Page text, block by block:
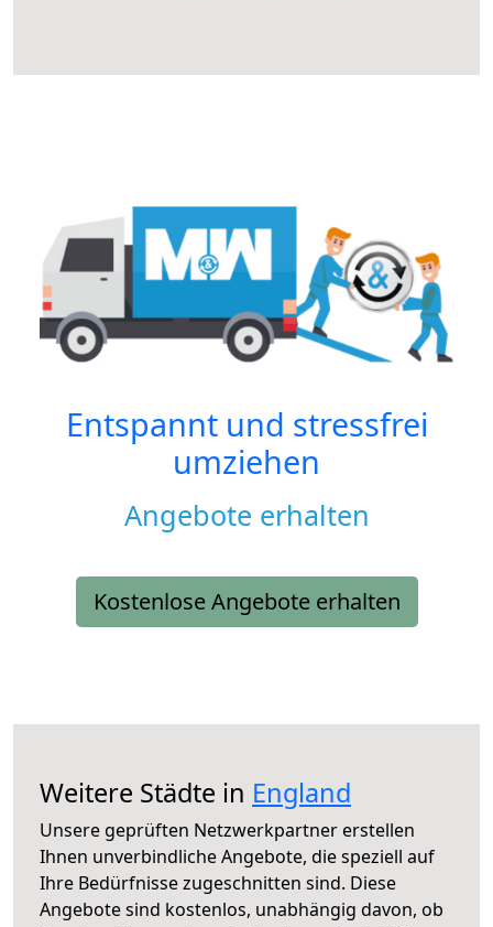
Entspannt und stressfrei
umziehen
Angebote erhalten
Kostenlose Angebote erhalten
Weitere Städte in England
Unsere geprüften Netzwerkpartner erstellen
Ihnen unverbindliche Angebote, die speziell auf
Ihre Bedürfnisse zugeschnitten sind. Diese
Angebote sind kostenlos, unabhängig davon, ob